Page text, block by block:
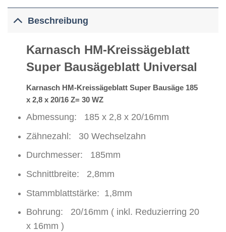
Beschreibung
Karnasch HM-Kreissägeblatt
Super Bausägeblatt Universal
Karnasch HM-Kreissägeblatt Super Bausäge 185
x 2,8 x 20/16 Z= 30 WZ
Abmessung: 185 x 2,8 x 20/16mm
Zähnezahl: 30 Wechselzahn
Durchmesser: 185mm
Schnittbreite: 2,8mm
Stammblattstärke: 1,8mm
Bohrung: 20/16mm ( inkl. Reduzierring 20
x 16mm )